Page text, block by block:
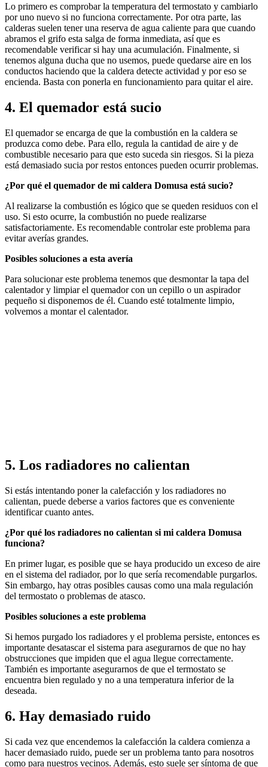
Lo primero es comprobar la temperatura del termostato y cambiarlo
por uno nuevo si no funciona correctamente. Por otra parte, las
calderas suelen tener una reserva de agua caliente para que cuando
abramos el grifo esta salga de forma inmediata, así que es
recomendable verificar si hay una acumulación. Finalmente, si
tenemos alguna ducha que no usemos, puede quedarse aire en los
conductos haciendo que la caldera detecte actividad y por eso se
encienda. Basta con ponerla en funcionamiento para quitar el aire.
4. El quemador está sucio
El quemador se encarga de que la combustión en la caldera se
produzca como debe. Para ello, regula la cantidad de aire y de
combustible necesario para que esto suceda sin riesgos. Si la pieza
está demasiado sucia por restos entonces pueden ocurrir problemas.
¿Por qué el quemador de mi caldera Domusa está sucio?
Al realizarse la combustión es lógico que se queden residuos con el
uso. Si esto ocurre, la combustión no puede realizarse
satisfactoriamente. Es recomendable controlar este problema para
evitar averías grandes.
Posibles soluciones a esta avería
Para solucionar este problema tenemos que desmontar la tapa del
calentador y limpiar el quemador con un cepillo o un aspirador
pequeño si disponemos de él. Cuando esté totalmente limpio,
volvemos a montar el calentador.
5. Los radiadores no calientan
Si estás intentando poner la calefacción y los radiadores no
calientan, puede deberse a varios factores que es conveniente
identificar cuanto antes.
¿Por qué los radiadores no calientan si mi caldera Domusa
funciona?
En primer lugar, es posible que se haya producido un exceso de aire
en el sistema del radiador, por lo que sería recomendable purgarlos.
Sin embargo, hay otras posibles causas como una mala regulación
del termostato o problemas de atasco.
Posibles soluciones a este problema
Si hemos purgado los radiadores y el problema persiste, entonces es
importante desatascar el sistema para asegurarnos de que no hay
obstrucciones que impiden que el agua llegue correctamente.
También es importante asegurarnos de que el termostato se
encuentra bien regulado y no a una temperatura inferior de la
deseada.
6. Hay demasiado ruido
Si cada vez que encendemos la calefacción la caldera comienza a
hacer demasiado ruido, puede ser un problema tanto para nosotros
como para nuestros vecinos. Además, esto suele ser síntoma de que